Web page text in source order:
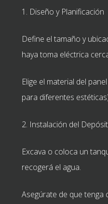
1. Diseño y Planificación
Define el tamaño y
haya toma eléctrica
Elige el material del
para diferentes
2. Instalación del
Excava o coloca un
recogerá el agua.
Asegúrate de que tenga